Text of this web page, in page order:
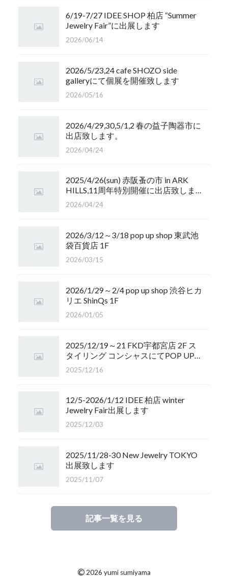
6/19-7/27 IDEE SHOP 柏店 “Summer
Jewelry Fair”に出展します
2026/06/14
2026/5/23,24 cafe SHOZO side
galleryにて個展を開催致します
2026/05/16
2026/4/29,30,5/1,2 春の益子陶器市に
出店致します。
2026/04/24
2025/4/26(sun) 赤阪蚤の市 in ARK
HILLS,11周年特別開催に出店致しま
す
2026/04/24
2026/3/12～3/18 pop up shop 東武池
袋百貨店 1F
2026/03/15
2026/1/29～2/4 pop up shop 渋谷ヒカ
リエ ShinQs 1F
2026/01/05
2025/12/19～21 FKD宇都宮店 2F ス
タイリング コンシャスにてPOP UP
開催します
2025/12/16
12/5-2026/1/12 IDEE 柏店 winter
Jewelry Fair出展します
2025/12/03
2025/11/28-30 New Jewelry TOKYO
出展致します
2025/11/07
記事一覧を見る
©2026 yumi sumiyama